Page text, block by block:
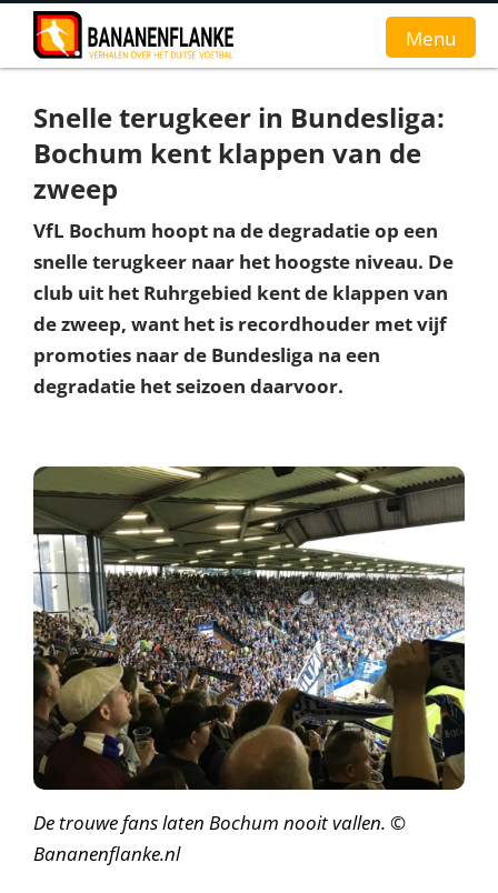
Home
Nieuws
Interviews
Groundhopverhalen
De fans
Achtergrond
Menu
Snelle terugkeer in Bundesliga:
Bochum kent klappen van de
zweep
VfL Bochum hoopt na de degradatie op een
snelle terugkeer naar het hoogste niveau. De
club uit het Ruhrgebied kent de klappen van
de zweep, want het is recordhouder met vijf
promoties naar de Bundesliga na een
degradatie het seizoen daarvoor.
De trouwe fans laten Bochum nooit vallen. ©
Bananenflanke.nl